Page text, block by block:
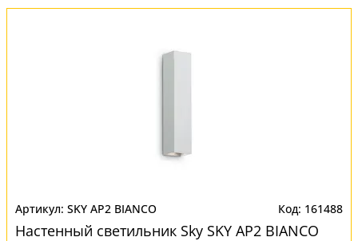
SKY AP2 BIANCO 161488
Настенный светильник Sky SKY AP2 BIANCO